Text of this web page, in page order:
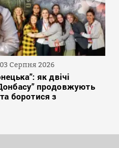
03 Серпня 2026
як двічі
продовжують
боротися з